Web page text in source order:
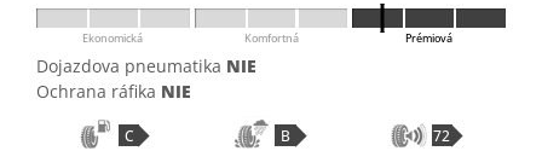
Ekonomická Komfortná Prémiová
Dojazdova pneumatika NIE
Ochrana ráfika NIE
C B 72